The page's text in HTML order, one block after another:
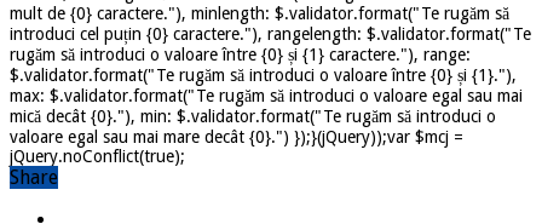
mult de {0} caractere."), minlength: $.validator.format("Te rugăm să
introduci cel puțin {0} caractere."), rangelength: $.validator.format("Te
rugăm să introduci o valoare între {0} și {1} caractere."), range:
$.validator.format("Te rugăm să introduci o valoare între {0} și {1}."),
max: $.validator.format("Te rugăm să introduci o valoare egal sau mai
mică decât {0}."), min: $.validator.format("Te rugăm să introduci o
valoare egal sau mai mare decât {0}.") });}(jQuery));var $mcj =
jQuery.noConflict(true);
Share